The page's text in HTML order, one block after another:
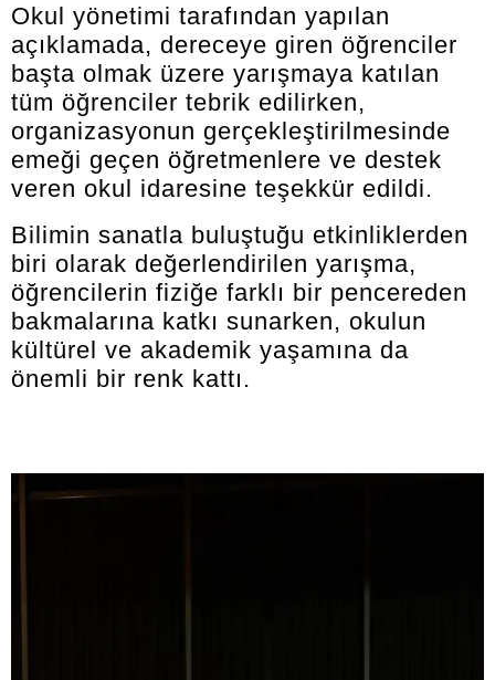
Okul yönetimi tarafından yapılan
açıklamada, dereceye giren öğrenciler
başta olmak üzere yarışmaya katılan
tüm öğrenciler tebrik edilirken,
organizasyonun gerçekleştirilmesinde
emeği geçen öğretmenlere ve destek
veren okul idaresine teşekkür edildi.
Bilimin sanatla buluştuğu etkinliklerden
biri olarak değerlendirilen yarışma,
öğrencilerin fiziğe farklı bir pencereden
bakmalarına katkı sunarken, okulun
kültürel ve akademik yaşamına da
önemli bir renk kattı.